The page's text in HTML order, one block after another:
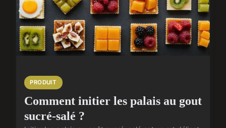
PRODUIT
Comment initier les palais au gout
sucré-salé ?